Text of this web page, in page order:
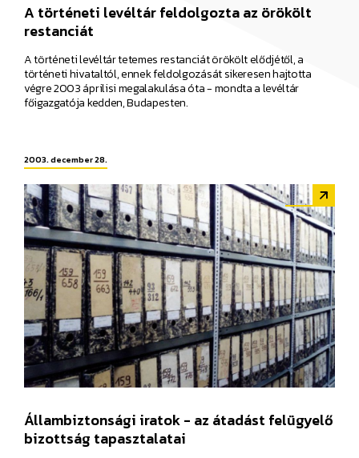
A történeti levéltár feldolgozta az örökölt
restanciát
A történeti levéltár tetemes restanciát örökölt elődjétől, a
történeti hivataltól, ennek feldolgozását sikeresen hajtotta
végre 2003 áprilisi megalakulása óta - mondta a levéltár
főigazgatója kedden, Budapesten.
2003. december 28.
Állambiztonsági iratok - az átadást felügyelő
bizottság tapasztalatai